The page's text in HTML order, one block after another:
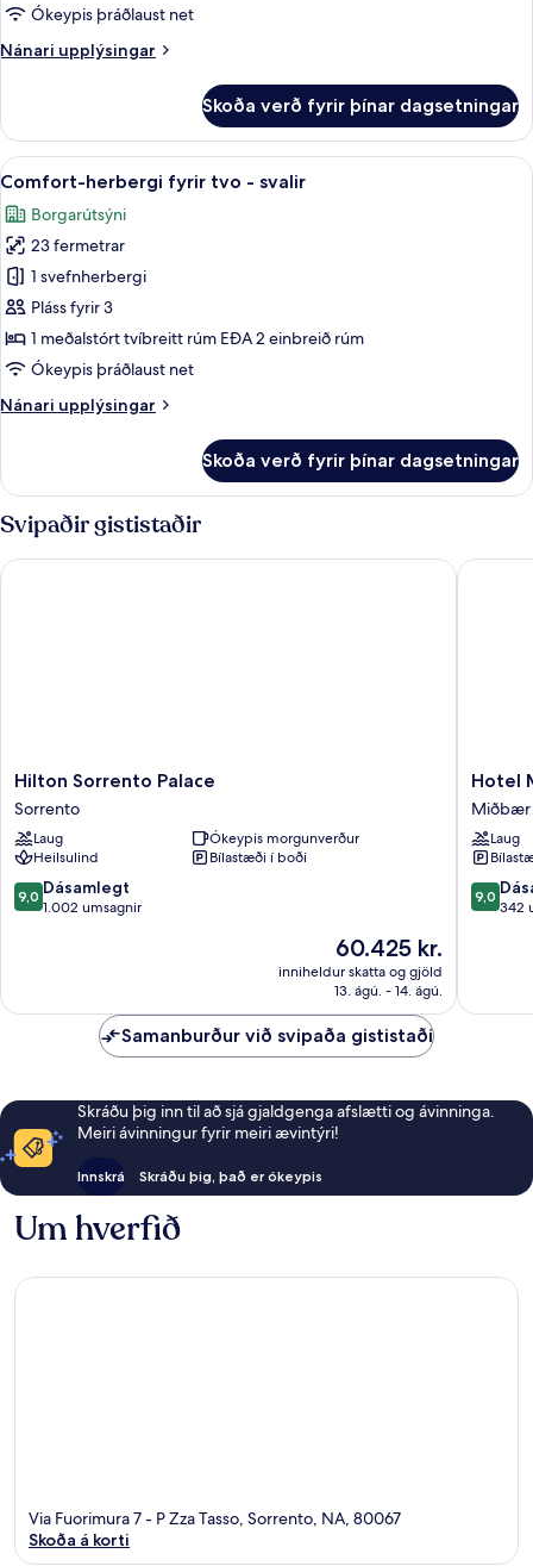
fyrir
-
sundlaug
Ókeypis þráðlaust net
Nánari upplýsingar
Nánari
herbergi
fyrir
tvo
vísar
að
sundlaug
Skoða verð fyrir þínar dagsetningar
Skoða
allar
myndir
fyrir
Comfort-
herbergi
fyrir
tvo
svalir
Comfort-herbergi fyrir tvo - svalir |
11
Comfort-herbergi fyrir tvo - svalir
Borgarútsýni
23 fermetrar
1 svefnherbergi
Pláss fyrir 3
1 meðalstórt tvíbreitt rúm EÐA 2 einbreið rúm
Ókeypis þráðlaust net
Nánari upplýsingar
Nánari
herbergi
tvo
svalir
Skoða verð fyrir þínar dagsetningar
Svipaðir gististaðir
Hilton
Sorrento
Palace
Sorrento
Hilton Sorrento Palace
Sorrento
Laug
Ókeypis morgunverður
Heilsulind
Bílastæði í boði
9.0
af
9,0 Dásamlegt
1.002 umsagnir
Verðið
er
60.425 kr.
60.425 kr.
inniheldur skatta og gjöld
13. ágú. - 14. ágú.
Hilton Sorrento Palace
Hotel
Miðbær
Hotel
Miðbær
Laug
9.0
af
9,0
342
Hotel
Samanburður við svipaða gististaði
Skráðu þig inn til að sjá gjaldgenga afslætti og ávinninga.
Meiri ávinningur fyrir meiri ævintýri!
Innskrá Skráðu þig, það er ókeypis
Um hverfið
Via Fuorimura 7 - P Zza Tasso, Sorrento, NA, 80067
Skoða á korti